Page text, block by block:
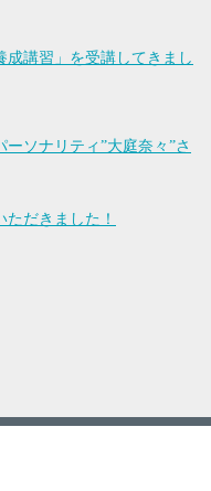
成講習」を受講してきまし
ソナリティ”大庭奈々”さ
だきました！